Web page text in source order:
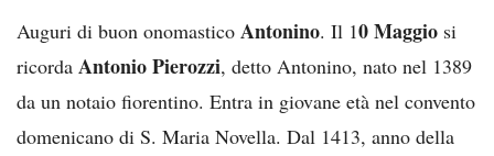
Auguri di buon onomastico Antonino. Il 10 Maggio si
ricorda Antonio Pierozzi, detto Antonino, nato nel 1389
da un notaio fiorentino. Entra in giovane età nel convento
domenicano di S. Maria Novella. Dal 1413, anno della